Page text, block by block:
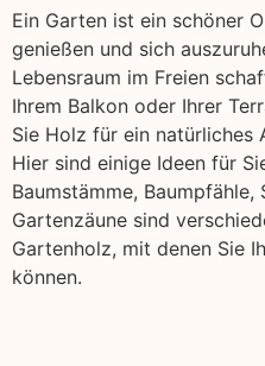
Ein Garten ist ein schöner
genießen und sich
Lebensraum im Freien
Ihrem Balkon oder Ihrer
Sie Holz für ein natürliches
Hier sind einige Ideen für
Baumstämme,
Gartenzäune sind
Gartenholz, mit denen Sie
können.